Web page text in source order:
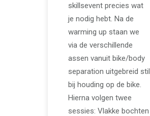
skillsevent precies wat
je nodig hebt. Na de
warming up staan we
via de verschillende
assen vanuit bike/body
separation uitgebreid stil
bij houding op de bike.
Hierna volgen twee
sessies: Vlakke bochten